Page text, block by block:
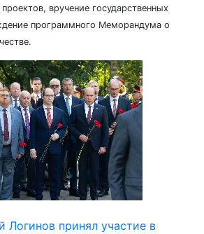
вручение государственных
программного Меморандума о
Логинов принял участие в